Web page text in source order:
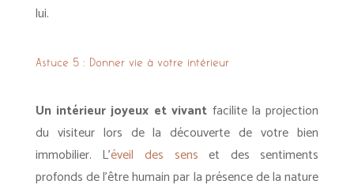
lui.
Astuce 5 : Donner vie à votre intérieur
Un intérieur joyeux et vivant facilite la projection
du visiteur lors de la découverte de votre bien
immobilier. L’éveil des sens et des sentiments
profonds de l’être humain par la présence de la nature